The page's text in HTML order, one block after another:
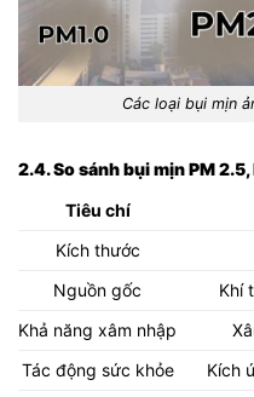
Các loại bụi mịn
2.4. So sánh bụi mịn PM
Tiêu chí
Kích thước
Nguồn gốc
Khí
Khả năng xâm nhập
Tác động sức khỏe
Kích